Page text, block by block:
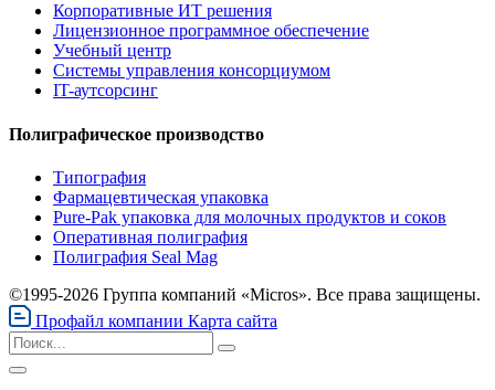
Корпоративные ИТ решения
Лицензионное программное обеспечение
Учебный центр
Системы управления консорциумом
IT-аутсорсинг
Полиграфическое производство
Типография
Фармацевтическая упаковка
Pure-Pak упаковка для молочных продуктов и соков
Оперативная полиграфия
Полиграфия Seal Mag
©1995-2026 Группа компаний «Micros». Все права защищены.
Профайл компании Карта сайта